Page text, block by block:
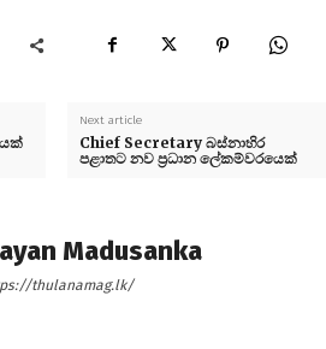
Next article
Chief Secretary බස්නාහිර
පළාතට නව ප්‍රධාන ලේකම්වරයෙක්
Madusanka
thulanamag.lk/